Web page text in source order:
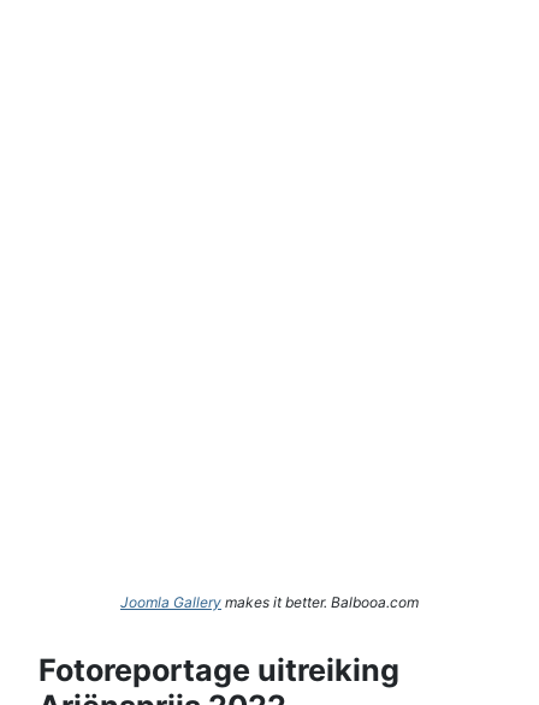
Joomla Gallery makes it better. Balbooa.com
Fotoreportage uitreiking